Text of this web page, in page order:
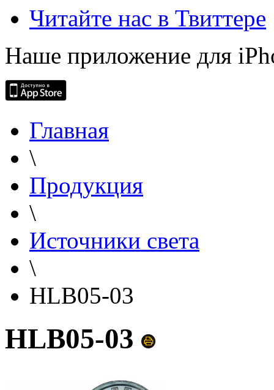
Читайте нас в Твиттере
Наше приложение для
Главная
\
Продукция
\
Источники света
\
HLB05-03
HLB05-03